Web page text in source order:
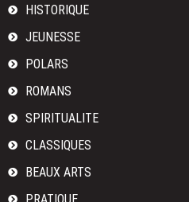
HISTORIQUE
JEUNESSE
POLARS
ROMANS
SPIRITUALITE
CLASSIQUES
BEAUX ARTS
PRATIQUE